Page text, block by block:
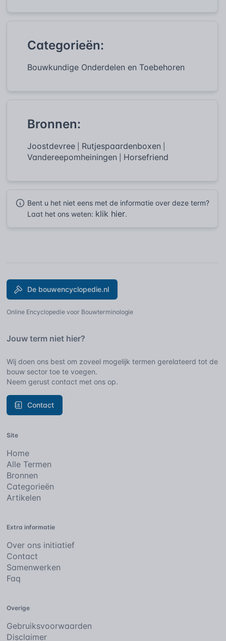
Categorieën:
Bouwkundige Onderdelen en Toebehoren
Bronnen:
Joostdevree Rutjespaardenboxen
Vandereepomheiningen Horsefriend
Bent u het niet eens met de informatie over deze term?
Laat het ons weten: klik hier.
De bouwencyclopedie.nl
Online Encyclopedie voor Bouwterminologie
Jouw term niet hier?
Wij doen ons best om zoveel mogelijk termen gerelateerd tot de
bouw sector toe te voegen.
Neem gerust contact met ons op.
Contact
Site
Home
Alle Termen
Bronnen
Categorieën
Artikelen
Extra informatie
Over ons initiatief
Contact
Samenwerken
Faq
Overige
Gebruiksvoorwaarden
Disclaimer